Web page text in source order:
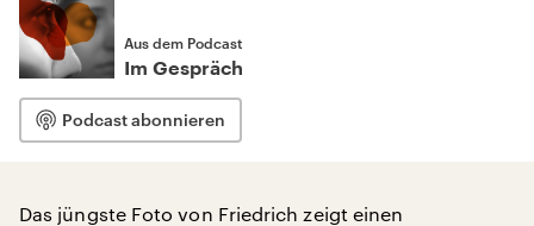
Aus dem Podcast
Im Gespräch
Podcast abonnieren
Das jüngste Foto von Friedrich zeigt einen